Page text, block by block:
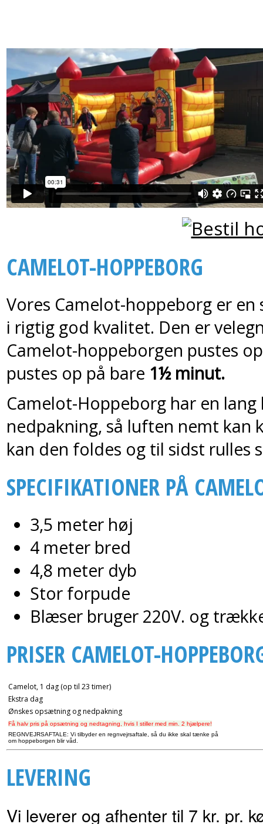
CAMELOT-HOPPEBORG
Vores Camelot-hoppeborg er
i rigtig god kvalitet. Den er
Camelot-hoppeborgen pustes
pustes op på bare 1½ minut.
Camelot-Hoppeborg har en
nedpakning, så luften nemt
kan den foldes og til sidst rulles
SPECIFIKATIONER PÅ
3,5 meter høj
4 meter bred
4,8 meter dyb
Stor forpude
Blæser bruger 220V. og
PRISER CAMELOT-
Camelot, 1 dag (op til 23 timer)
Ekstra dag
Ønskes opsætning og nedpakning
Få halv pris på opsætning og nedtagning, hvis I stiller med min. 2 hjælpere!
REGNVEJRSAFTALE: Vi tilbyder en regnvejrsaftale, så du ikke skal tænke på
om hoppeborgen blir våd.
LEVERING
Vi leverer og afhenter til 7 kr. pr.